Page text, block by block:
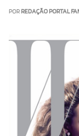
POR REDAÇÃO PORTAL